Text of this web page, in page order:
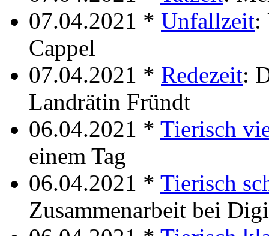
07.04.2021 * Unfallzeit:
Cappel
07.04.2021 * Redezeit:
Landrätin Fründt
06.04.2021 * Tierisch
einem Tag
06.04.2021 * Tierisch
Zusammenarbeit bei